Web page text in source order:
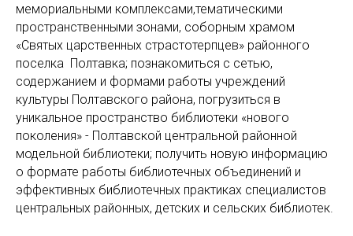
мемориальными комплексами,тематическими
пространственными зонами, соборным храмом
«Святых царственных страстотерпцев» районного
поселка Полтавка; познакомиться с сетью,
содержанием и формами работы учреждений
культуры Полтавского района, погрузиться в
уникальное пространство библиотеки «нового
поколения» - Полтавской центральной районной
модельной библиотеки; получить новую информацию
о формате работы библиотечных объединений и
эффективных библиотечных практиках специалистов
центральных районных, детских и сельских библиотек.